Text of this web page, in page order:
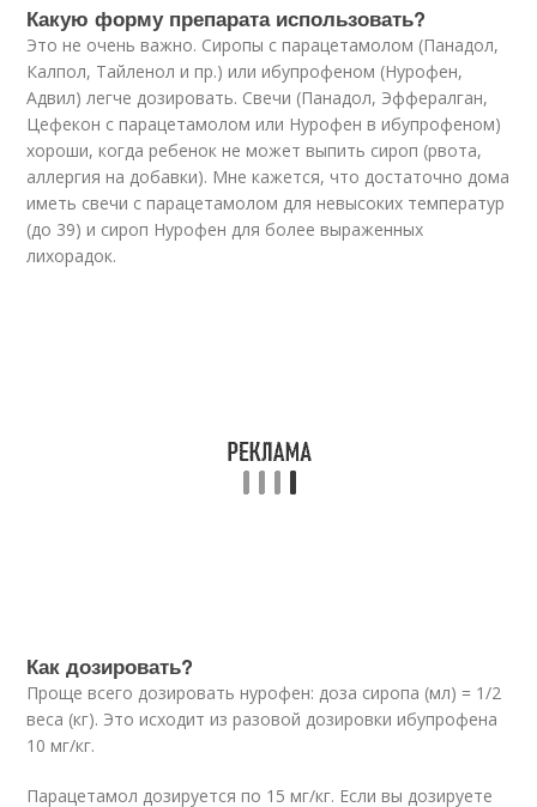
Какую форму препарата использовать?
Это не очень важно. Сиропы с парацетамолом (Панадол,
Калпол, Тайленол и пр.) или ибупрофеном (Нурофен,
Адвил) легче дозировать. Свечи (Панадол, Эффералган,
Цефекон с парацетамолом или Нурофен в ибупрофеном)
хороши, когда ребенок не может выпить сироп (рвота,
аллергия на добавки). Мне кажется, что достаточно дома
иметь свечи с парацетамолом для невысоких температур
(до 39) и сироп Нурофен для более выраженных
лихорадок.
Как дозировать?
Проще всего дозировать нурофен: доза сиропа (мл) = 1/2
веса (кг). Это исходит из разовой дозировки ибупрофена
10 мг/кг.
Парацетамол дозируется по 15 мг/кг. Если вы дозируете